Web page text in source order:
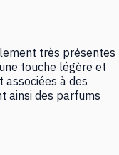
très présentes
touche légère et
associées à des
ainsi des parfums